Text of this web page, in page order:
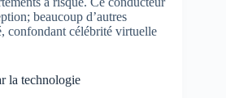
beaucoup d’autres
confondant célébrité virtuelle
la technologie